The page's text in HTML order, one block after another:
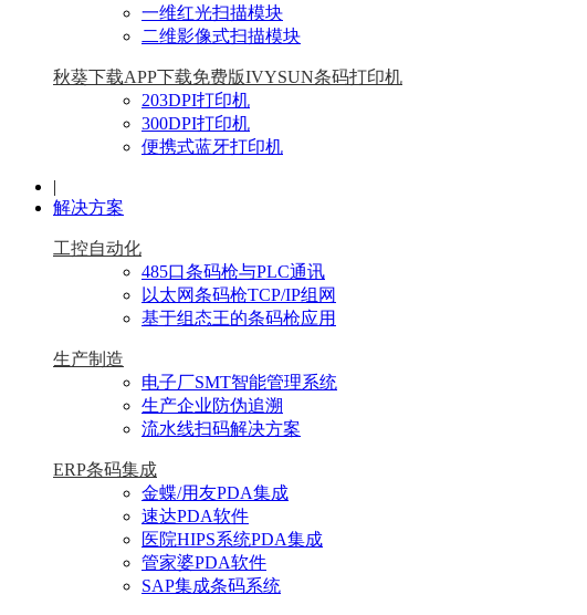
一维红光扫描模块
二维影像式扫描模块
秋葵下载APP下载免费版IVYSUN条码打印机
203DPI打印机
300DPI打印机
便携式蓝牙打印机
|
解决方案
工控自动化
485口条码枪与PLC通讯
以太网条码枪TCP/IP组网
基于组态王的条码枪应用
生产制造
电子厂SMT智能管理系统
生产企业防伪追溯
流水线扫码解决方案
ERP条码集成
金蝶/用友PDA集成
速达PDA软件
医院HIPS系统PDA集成
管家婆PDA软件
SAP集成条码系统